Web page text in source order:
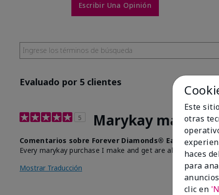
Escribir Una Opinión
Evaluado por 5 clientes
5 Marykay makeup
Comentarios sobre Forever Diamonds® Eau de
Every marykay purchase I make and get are always 5
Mostrar Traducción
Este
otras
haces
para
clic en